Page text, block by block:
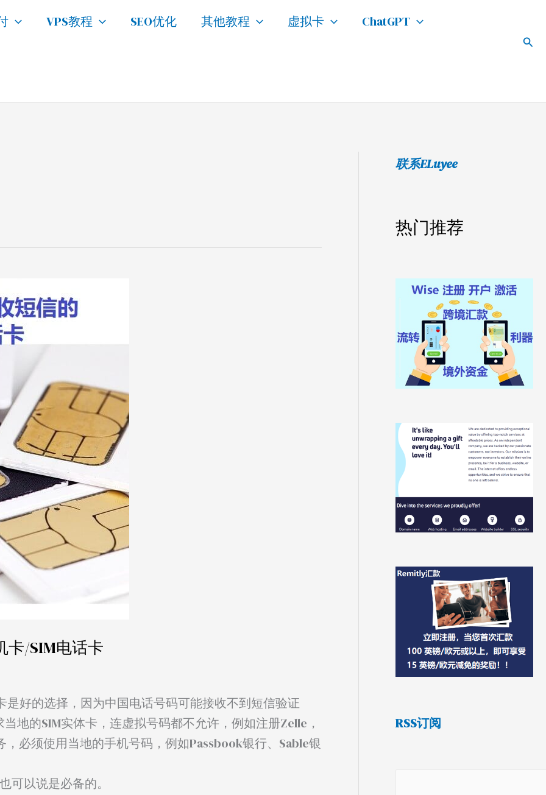
VPS教程 SEO优化 其他教程 虚拟卡 ChatGPT
搜
卡/SIM电话卡
好的选择，因为中国电话号码可能接收不到短信验证
地的SIM实体卡，连虚拟号码都不允许，例如注册Zelle，
必须使用当地的手机号码，例如Passbook银行、Sable银
可以说是必备的。
联系ELuyee
热门推荐
RSS订阅